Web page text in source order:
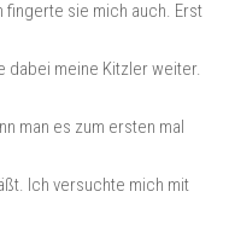
fingerte sie mich auch. Erst
dabei meine Kitzler weiter.
man es zum ersten mal
Ich versuchte mich mit